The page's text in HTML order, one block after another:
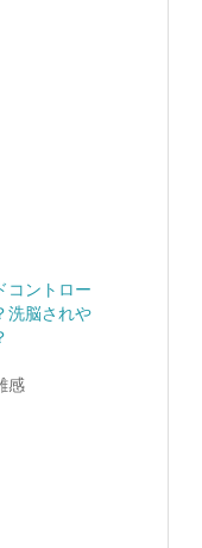
コントロー
洗脳されや
感